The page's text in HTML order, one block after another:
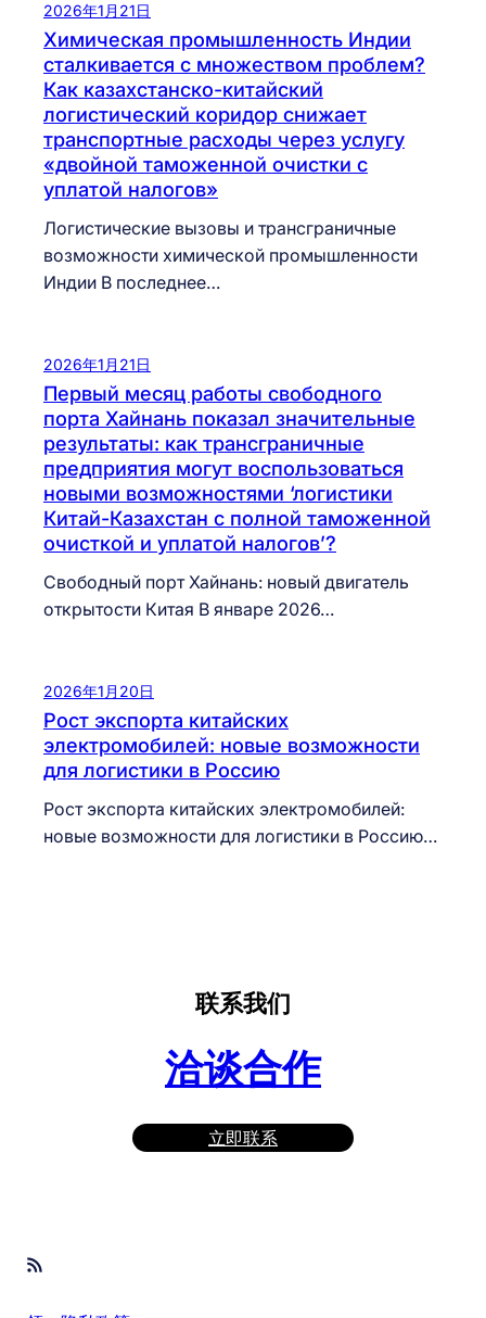
2026年1月21日
Химическая промышленность Индии
сталкивается с множеством проблем?
Как казахстанско-китайский
логистический коридор снижает
транспортные расходы через услугу
«двойной таможенной очистки с
уплатой налогов»
Логистические вызовы и трансграничные
возможности химической промышленности
Индии В последнее…
2026年1月21日
Первый месяц работы свободного
порта Хайнань показал значительные
результаты: как трансграничные
предприятия могут воспользоваться
новыми возможностями ‘логистики
Китай-Казахстан с полной таможенной
очисткой и уплатой налогов’?
Свободный порт Хайнань: новый двигатель
открытости Китая В январе 2026…
2026年1月20日
Рост экспорта китайских
электромобилей: новые возможности
для логистики в Россию
Рост экспорта китайских электромобилей:
новые возможности для логистики в Россию…
联系我们
洽谈合作
立即联系
RSS Feed